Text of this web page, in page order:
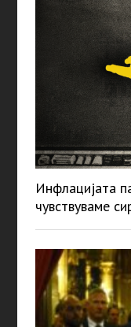
Инфлацијата
чувствуваме